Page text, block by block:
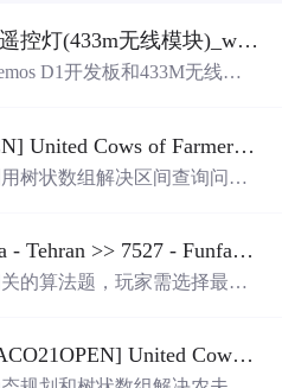
基于wemos D1的无线遥控灯(433m无线模块)_wemos d1原理图
D1开发板和433M无线模
台，支持跨平台开发且易于上
件清单和接线图，并提到代
P7527 [USACO21OPEN] United Cows of Farmer John G
树状数组解决区间查询问题
间复杂度为O(nlogn)，适用
景。
Regionals 2015 >> Asia - Tehran >> 7527 - Funfair【贪心】【dp】
的算法题，玩家需选择最优
【Luogu P7527】[USACO21OPEN] United Cows of Farmer John G（树状数组）